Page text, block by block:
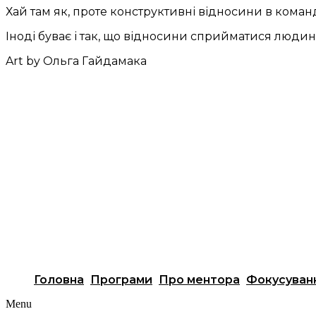
Хай там як, проте конструктивні відносини в
Іноді буває і так, що відносини сприйматися
Art by Ольга Гайдамака
Головна Програми Про ментора
Menu